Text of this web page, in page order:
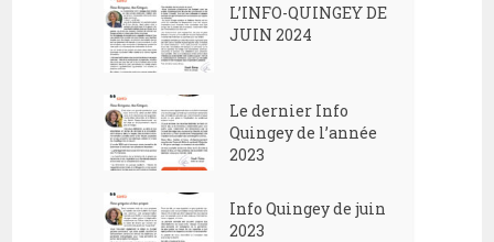
L’INFO-QUINGEY DE
JUIN 2024
Le dernier Info
Quingey de l’année
2023
Info Quingey de juin
2023